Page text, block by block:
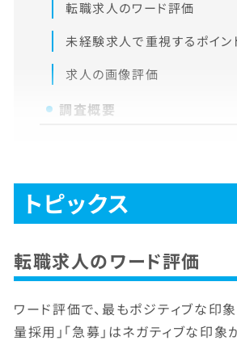
転職求人のワード評価
未経験求人で重視するポイン
求人の画像評価
調査概要
トピックス
転職求人のワード評価
ワード評価で、最もポジティブな印
量採用」「急募」はネガティブな印象